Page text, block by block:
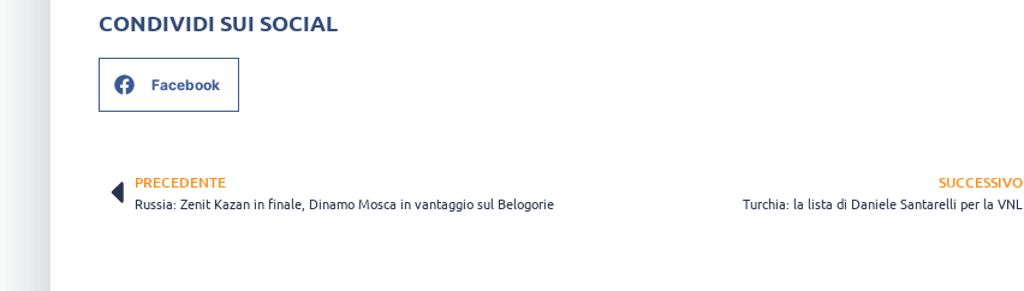
CONDIVIDI SUI SOCIAL
Facebook
PRECEDENTE
Russia: Zenit Kazan in finale, Dinamo Mosca in vantaggio sul Belogorie
SUCCESSIVO
Turchia: la lista di Daniele Santarelli per la VNL